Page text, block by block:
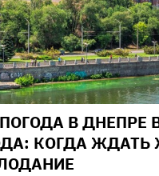
В ДНЕПРЕ
КОГДА